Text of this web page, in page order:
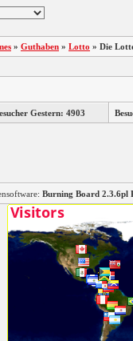
» Guthaben » Lotto » Die
Gestern: 4903
Burning Board